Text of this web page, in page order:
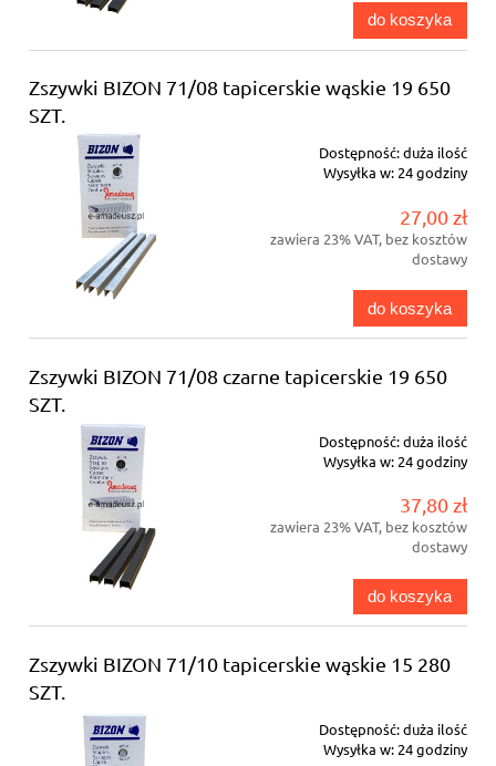
do koszyka
Zszywki BIZON 71/08 tapicerskie wąskie 19 650
SZT.
Dostępność:duża ilość
Wysyłka w: 24 godziny
27,00 zł
zawiera 23% VAT, bez kosztów
dostawy
do koszyka
Zszywki BIZON 71/08 czarne tapicerskie 19 650
SZT.
Dostępność:duża ilość
Wysyłka w: 24 godziny
37,80 zł
zawiera 23% VAT, bez kosztów
dostawy
do koszyka
Zszywki BIZON 71/10 tapicerskie wąskie 15 280
SZT.
Dostępność:duża ilość
Wysyłka w: 24 godziny